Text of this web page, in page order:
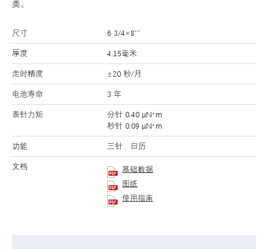
类。
尺寸 6 3/4×8’’’
厚度 4.15毫米
走时精度 ±20 秒/月
电池寿命 3 年
表针力矩
分针 0.40 μN･m
秒针 0.09 μN･m
功能 三针 日历
文档
基础数据
图纸
使用指南